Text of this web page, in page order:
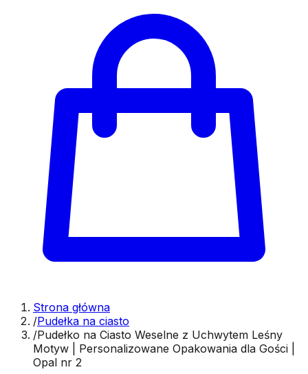
Strona główna
/Pudełka na ciasto
/Pudełko na Ciasto Weselne z Uchwytem Leśny
Motyw | Personalizowane Opakowania dla Gości |
Opal nr 2